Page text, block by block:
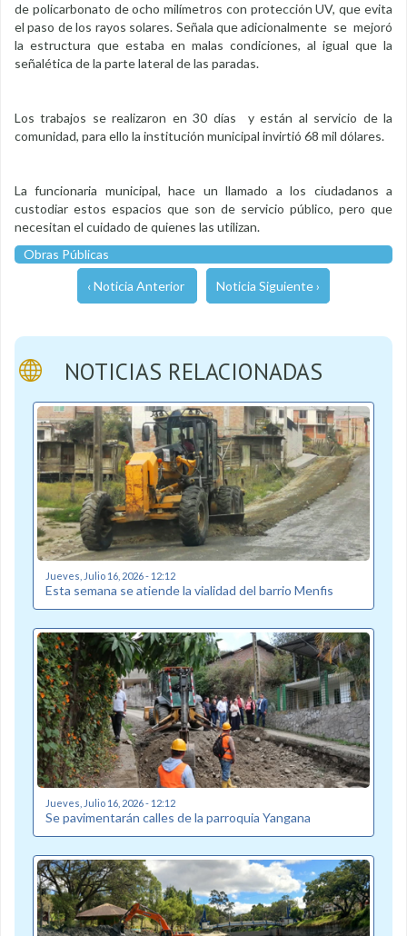
de policarbonato de ocho milímetros con protección UV, que evita
el paso de los rayos solares. Señala que adicionalmente se mejoró
la estructura que estaba en malas condiciones, al igual que la
señalética de la parte lateral de las paradas.
Los trabajos se realizaron en 30 días y están al servicio de la
comunidad, para ello la institución municipal invirtió 68 mil dólares.
La funcionaria municipal, hace un llamado a los ciudadanos a
custodiar estos espacios que son de servicio público, pero que
necesitan el cuidado de quienes las utilizan.
Obras Públicas
‹ Noticia Anterior Noticia Siguiente ›
NOTICIAS RELACIONADAS
Jueves, Julio 16, 2026 - 12:12
Esta semana se atiende la vialidad del barrio Menfis
Jueves, Julio 16, 2026 - 12:12
Se pavimentarán calles de la parroquia Yangana